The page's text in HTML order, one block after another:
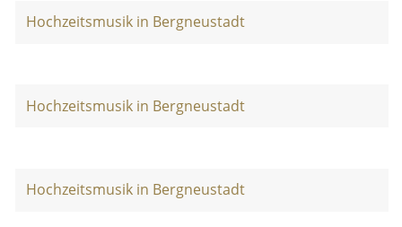
Hochzeitsmusik in Bergneustadt
Hochzeitsmusik in Bergneustadt
Hochzeitsmusik in Bergneustadt